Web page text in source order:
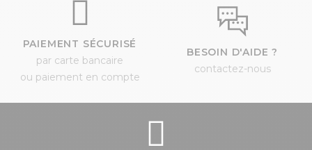
PAIEMENT SÉCURISÉ
par carte bancaire
ou paiement en compte
BESOIN D'AIDE ?
contactez-nous